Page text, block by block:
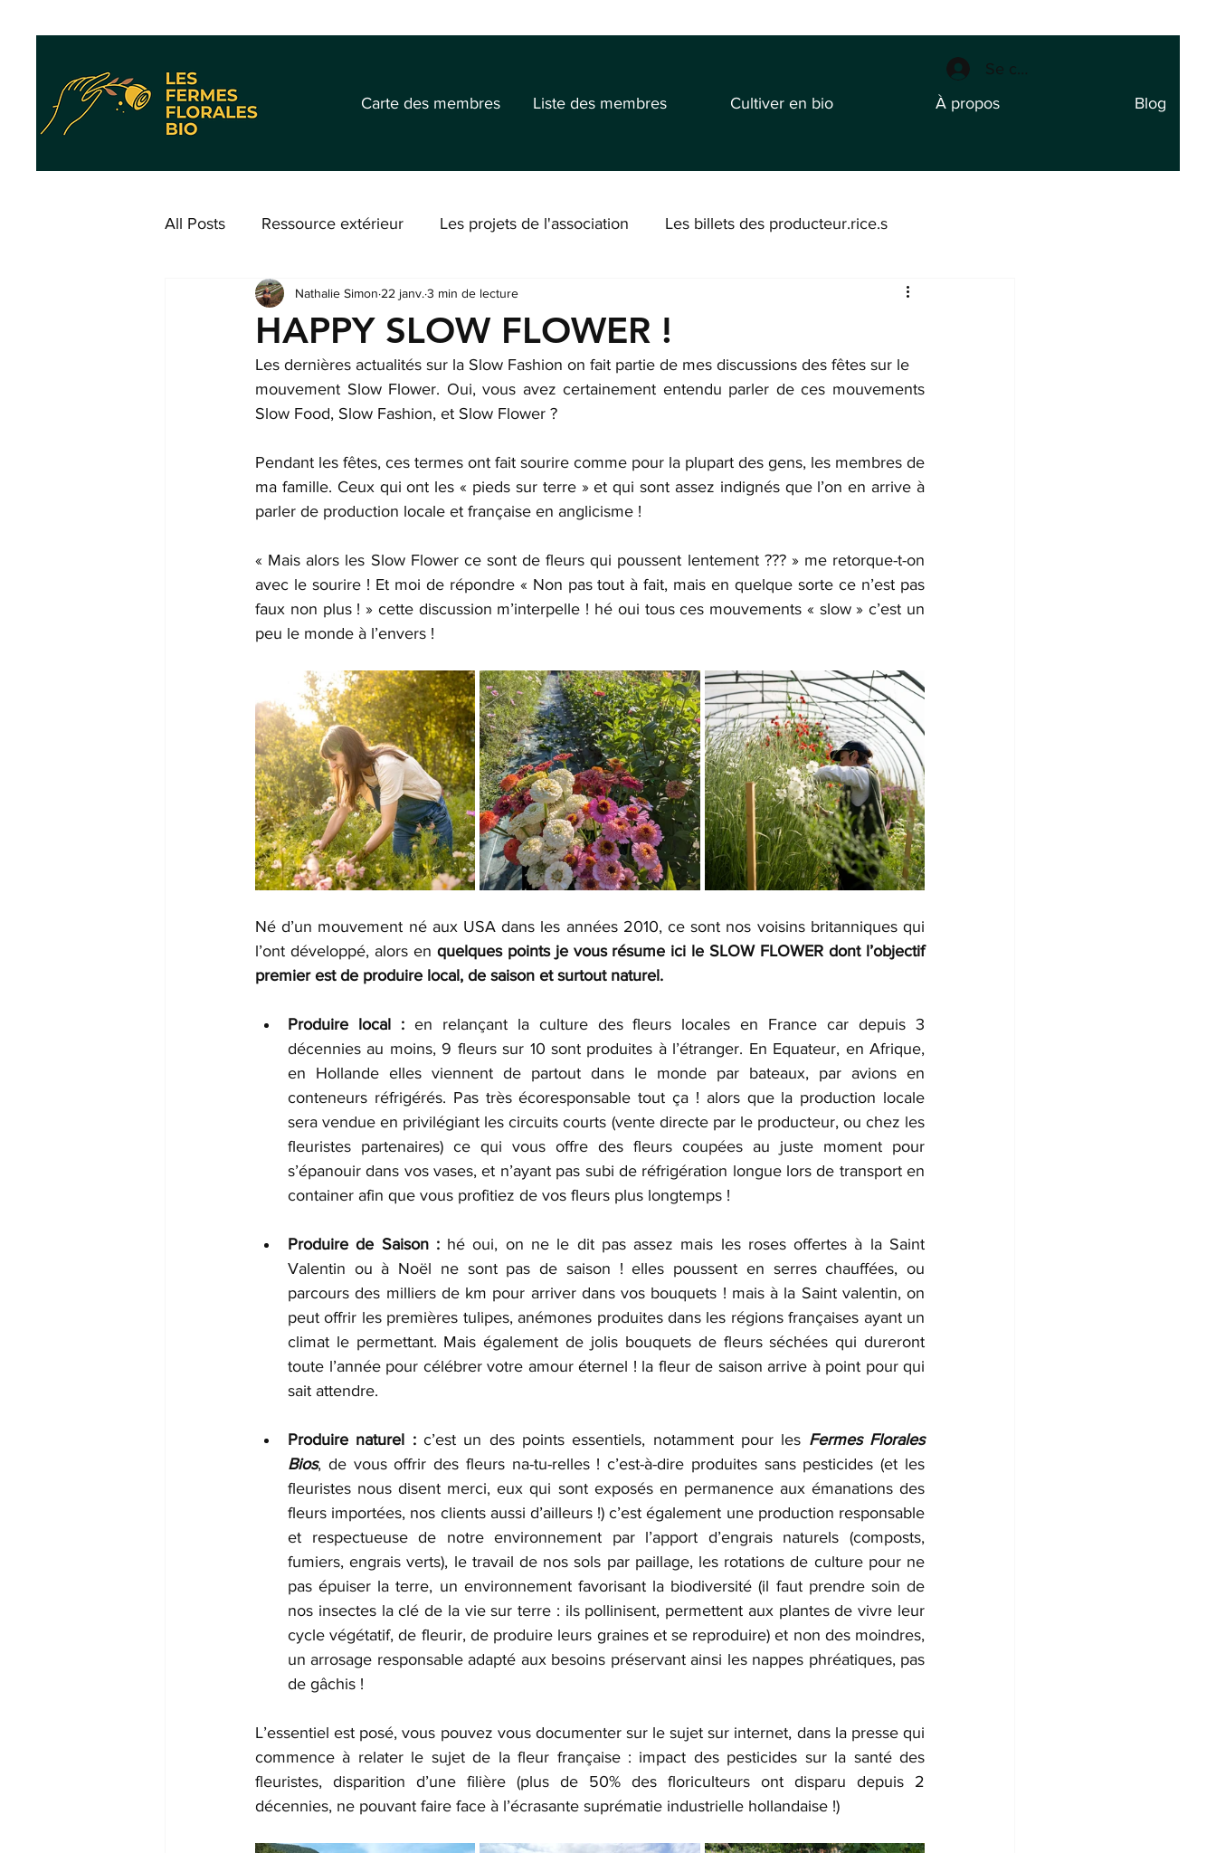
Carte des membres Liste des membres Cultiver en bio À propos Blog
Se connecter
All Posts Ressource extérieur Les projets de l'association Les billets des producteur.rice.s
HAPPY SLOW FLOWER !
Nathalie Simon 22 janv. 3 min de lecture
Les dernières actualités sur la Slow Fashion on fait partie de mes discussions des fêtes sur le
mouvement Slow Flower. Oui, vous avez certainement entendu parler de ces mouvements
Slow Food, Slow Fashion, et Slow Flower ?
Pendant les fêtes, ces termes ont fait sourire comme pour la plupart des gens, les membres de
ma famille. Ceux qui ont les « pieds sur terre » et qui sont assez indignés que l’on en arrive à
parler de production locale et française en anglicisme !
« Mais alors les Slow Flower ce sont de fleurs qui poussent lentement ??? » me retorque-t-on
avec le sourire ! Et moi de répondre « Non pas tout à fait, mais en quelque sorte ce n’est pas
faux non plus ! » cette discussion m’interpelle ! hé oui tous ces mouvements « slow » c’est un
peu le monde à l’envers !
Né d’un mouvement né aux USA dans les années 2010, ce sont nos voisins britanniques qui
l’ont développé, alors en quelques points je vous résume ici le SLOW FLOWER dont l’objectif
premier est de produire local, de saison et surtout naturel.
Produire local : en relançant la culture des fleurs locales en France car depuis 3
décennies au moins, 9 fleurs sur 10 sont produites à l’étranger. En Equateur, en Afrique,
en Hollande elles viennent de partout dans le monde par bateaux, par avions en
conteneurs réfrigérés. Pas très écoresponsable tout ça ! alors que la production locale
sera vendue en privilégiant les circuits courts (vente directe par le producteur, ou chez les
fleuristes partenaires) ce qui vous offre des fleurs coupées au juste moment pour
s’épanouir dans vos vases, et n’ayant pas subi de réfrigération longue lors de transport en
container afin que vous profitiez de vos fleurs plus longtemps !
Produire de Saison : hé oui, on ne le dit pas assez mais les roses offertes à la Saint
Valentin ou à Noël ne sont pas de saison ! elles poussent en serres chauffées, ou
parcours des milliers de km pour arriver dans vos bouquets ! mais à la Saint valentin, on
peut offrir les premières tulipes, anémones produites dans les régions françaises ayant un
climat le permettant. Mais également de jolis bouquets de fleurs séchées qui dureront
toute l’année pour célébrer votre amour éternel ! la fleur de saison arrive à point pour qui
sait attendre.
Produire naturel : c’est un des points essentiels, notamment pour les Fermes Florales
Bios, de vous offrir des fleurs na-tu-relles ! c’est-à-dire produites sans pesticides (et les
fleuristes nous disent merci, eux qui sont exposés en permanence aux émanations des
fleurs importées, nos clients aussi d’ailleurs !) c’est également une production responsable
et respectueuse de notre environnement par l’apport d’engrais naturels (composts,
fumiers, engrais verts), le travail de nos sols par paillage, les rotations de culture pour ne
pas épuiser la terre, un environnement favorisant la biodiversité (il faut prendre soin de
nos insectes la clé de la vie sur terre : ils pollinisent, permettent aux plantes de vivre leur
cycle végétatif, de fleurir, de produire leurs graines et se reproduire) et non des moindres,
un arrosage responsable adapté aux besoins préservant ainsi les nappes phréatiques, pas
de gâchis !
L’essentiel est posé, vous pouvez vous documenter sur le sujet sur internet, dans la presse qui
commence à relater le sujet de la fleur française : impact des pesticides sur la santé des
fleuristes, disparition d’une filière (plus de 50% des floriculteurs ont disparu depuis 2
décennies, ne pouvant faire face à l’écrasante suprématie industrielle hollandaise !)